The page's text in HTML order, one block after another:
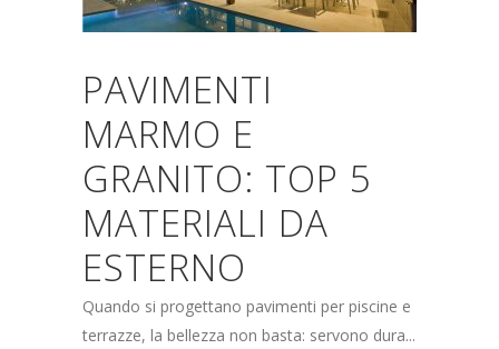
PAVIMENTI
MARMO E
GRANITO: TOP 5
MATERIALI DA
ESTERNO
Quando si progettano pavimenti per piscine e
terrazze, la bellezza non basta: servono dura...